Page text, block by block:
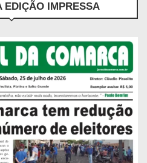
EDIÇÃO IMPRESSA